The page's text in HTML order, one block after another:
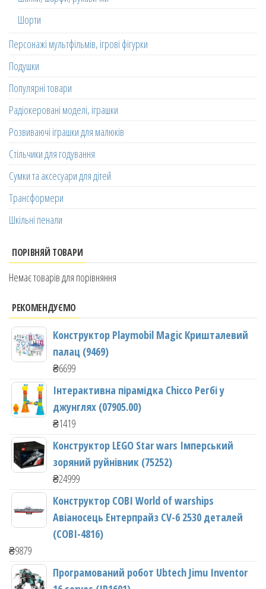
Шорти
Персонажі мультфільмів, ігрові фігурки
Подушки
Популярні товари
Радіокеровані моделі, іграшки
Розвиваючі іграшки для малюків
Стільчики для годування
Сумки та аксесуари для дітей
Трансформери
Шкільні пенали
ПОРІВНЯЙ ТОВАРИ
Немає товарів для порівняння
РЕКОМЕНДУЄМО
Конструктор Playmobil Magic Кришталевий
палац (9469)
₴6699
Інтерактивна пірамідка Chicco Регбі у
джунглях (07905.00)
₴1419
Конструктор LEGO Star wars Імперський
зоряний руйнівник (75252)
₴24999
Конструктор COBI World of warships
Авіаносець Ентерпрайз CV-6 2530 деталей
(COBI-4816)
₴9879
Програмований робот Ubtech Jimu Inventor